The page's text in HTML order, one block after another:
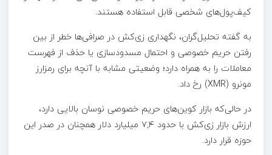
کیف‌پول‌های شخصی قابل استفاده هستند.
به گفته تحلیل‌گران، نگهداری زی‌کش در صرافی‌ها خطر از بین
رفتن حریم خصوصی و احتمال مسدودسازی یا حذف از فهرست
معاملات را به همراه دارد؛ وضعیتی مشابه با آنچه برای رمزارز
مونرو (XMR) رخ داد.
در حالی‌که بازار کوین‌های حریم خصوصی نوسان بالایی دارد،
ارزش بازار زی‌کش با حدود ۷,۴ میلیارد دلار همچنان در صدر این
حوزه قرار دارد.